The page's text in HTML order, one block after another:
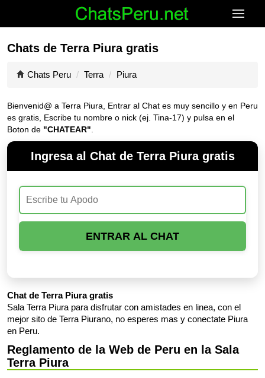
Chats de Terra Piura gratis
Chats Peru Terra Piura
Bienvenid@ a Terra Piura, Entrar al Chat es muy sencillo y en Peru
es gratis, Escribe tu nombre o nick (ej. Tina-17) y pulsa en el
Boton de "CHATEAR"
Ingresa al Chat de Terra Piura gratis
ENTRAR AL CHAT
Chat de Terra Piura gratis
Sala Terra Piura para disfrutar con amistades en linea, con el
mejor sito de Terra Piurano, no esperes mas y conectate Piura
en Peru.
Reglamento de la Web de Peru en la Sala
Terra Piura